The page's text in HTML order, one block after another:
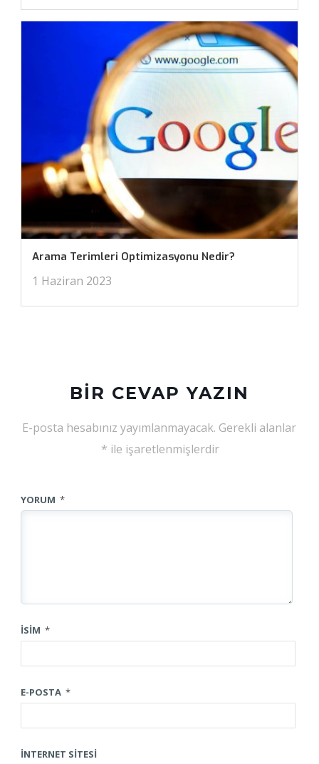
Arama Terimleri Optimizasyonu Nedir?
1 Haziran 2023
BIR CEVAP YAZIN
E-posta hesabınız yayımlanmayacak. Gerekli alanlar
* ile işaretlenmişlerdir
YORUM *
İSIM *
E-POSTA *
İNTERNET SITESI